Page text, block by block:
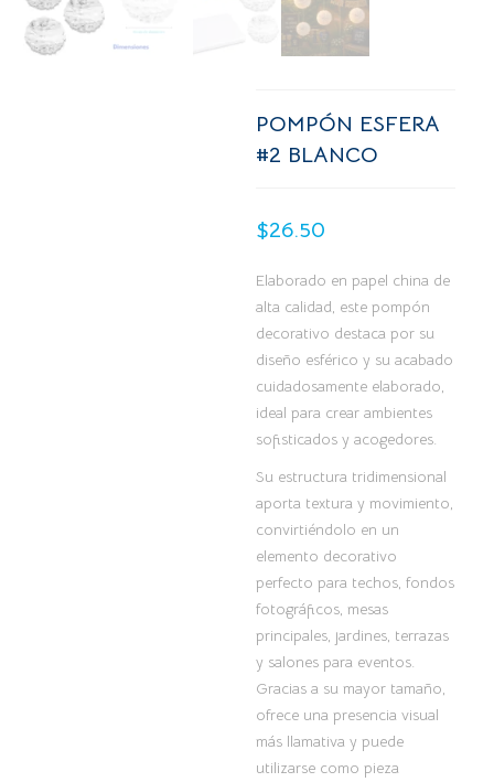
POMPÓN ESFERA
#2 BLANCO
$26.50
Elaborado en papel china de
alta calidad, este pompón
decorativo destaca por su
diseño esférico y su acabado
cuidadosamente elaborado,
ideal para crear ambientes
sofisticados y acogedores.
Su estructura tridimensional
aporta textura y movimiento,
convirtiéndolo en un
elemento decorativo
perfecto para techos, fondos
fotográficos, mesas
principales, jardines, terrazas
y salones para eventos.
Gracias a su mayor tamaño,
ofrece una presencia visual
más llamativa y puede
utilizarse como pieza